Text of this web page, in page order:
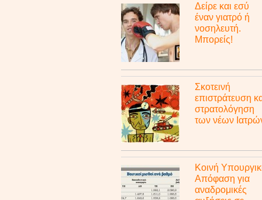
Δείρε και εσύ
έναν γιατρό ή
νοσηλευτή.
Μπορείς!
Σκοτεινή
επιστράτευση
στρατολόγηση
των νέων
Κοινή
Απόφαση για
αναδρομικές